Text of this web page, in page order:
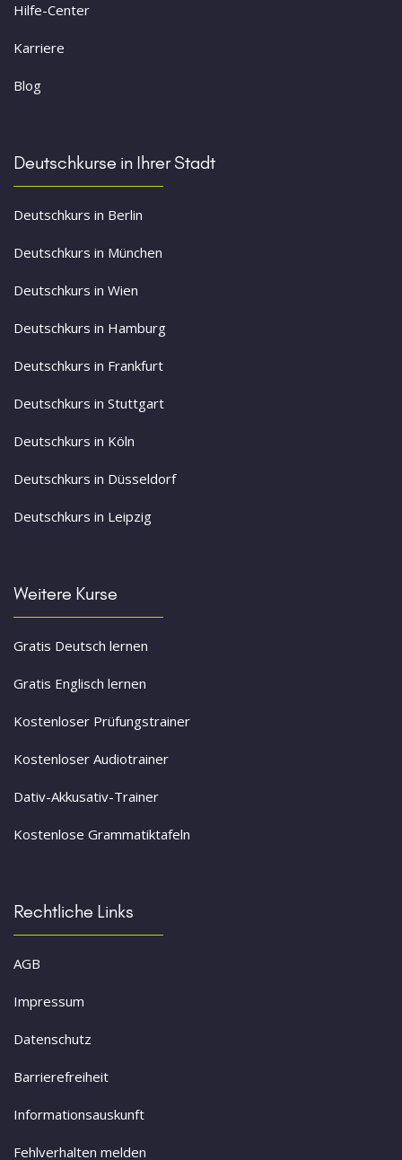
Hilfe-Center
Karriere
Blog
Deutschkurse in Ihrer Stadt
Deutschkurs in Berlin
Deutschkurs in München
Deutschkurs in Wien
Deutschkurs in Hamburg
Deutschkurs in Frankfurt
Deutschkurs in Stuttgart
Deutschkurs in Köln
Deutschkurs in Düsseldorf
Deutschkurs in Leipzig
Weitere Kurse
Gratis Deutsch lernen
Gratis Englisch lernen
Kostenloser Prüfungstrainer
Kostenloser Audiotrainer
Dativ-Akkusativ-Trainer
Kostenlose Grammatiktafeln
Rechtliche Links
AGB
Impressum
Datenschutz
Barrierefreiheit
Informationsauskunft
Fehlverhalten melden